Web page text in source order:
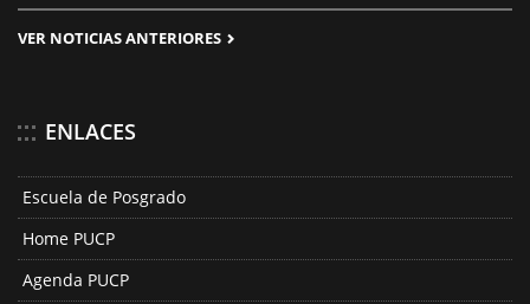
VER NOTICIAS ANTERIORES
ENLACES
Escuela de Posgrado
Home PUCP
Agenda PUCP